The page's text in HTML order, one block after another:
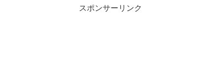
スポンサーリンク